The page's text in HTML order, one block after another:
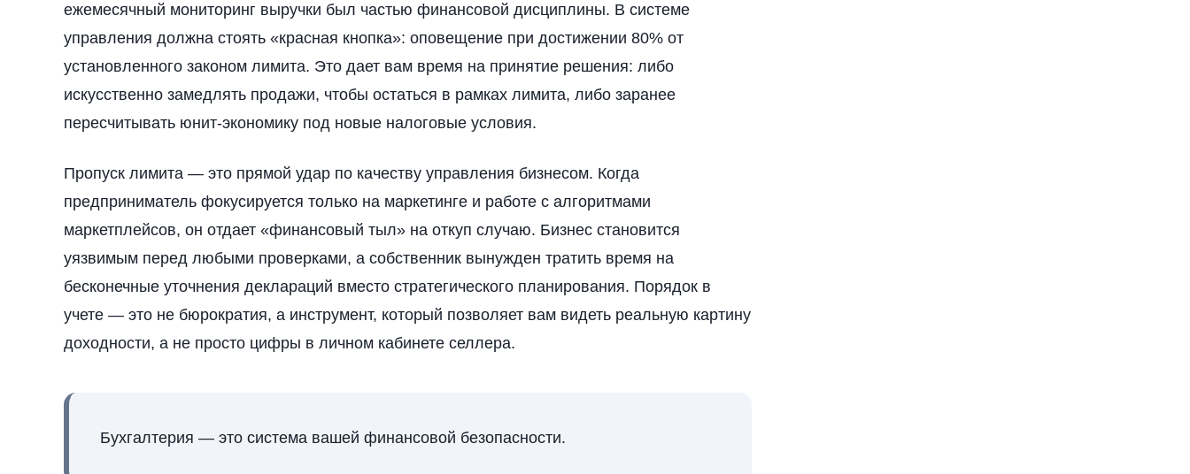
ежемесячный мониторинг выручки был частью финансовой дисциплины. В системе
управления должна стоять «красная кнопка»: оповещение при достижении 80% от
установленного законом лимита. Это дает вам время на принятие решения: либо
искусственно замедлять продажи, чтобы остаться в рамках лимита, либо заранее
пересчитывать юнит-экономику под новые налоговые условия.
Пропуск лимита — это прямой удар по качеству управления бизнесом. Когда
предприниматель фокусируется только на маркетинге и работе с алгоритмами
маркетплейсов, он отдает «финансовый тыл» на откуп случаю. Бизнес становится
уязвимым перед любыми проверками, а собственник вынужден тратить время на
бесконечные уточнения деклараций вместо стратегического планирования. Порядок в
учете — это не бюрократия, а инструмент, который позволяет вам видеть реальную картину
доходности, а не просто цифры в личном кабинете селлера.
Бухгалтерия — это система вашей финансовой безопасности.